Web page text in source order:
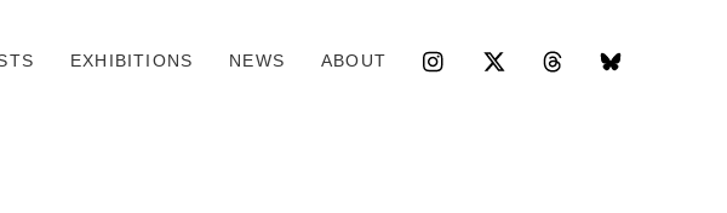
EXHIBITIONS NEWS ABOUT